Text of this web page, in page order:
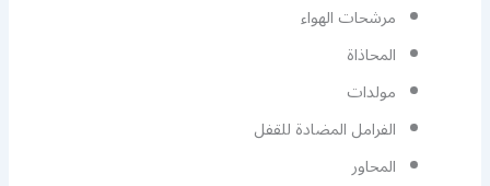
مرشحات الهواء
المحاذاة
مولدات
الفرامل المضادة للقفل
المحاور